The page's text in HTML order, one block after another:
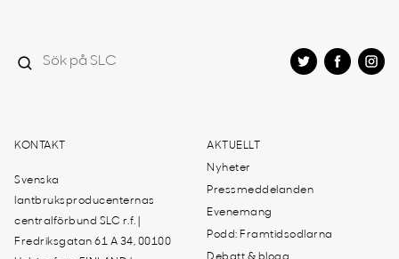
KONTAKT
Svenska
lantbruksproducenternas
centralförbund SLC r.f. |
Fredriksgatan 61 A 34, 00100
AKTUELLT
Nyheter
Pressmeddelanden
Evenemang
Podd: Framtidsodlarna